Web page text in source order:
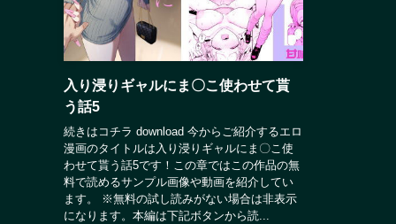
入り浸りギャルにま〇こ使わせて貰
う話5
続きはコチラ download 今からご紹介するエロ
漫画のタイトルは入り浸りギャルにま〇こ使
わせて貰う話5です！この章ではこの作品の無
料で読めるサンプル画像や動画を紹介してい
ます。 ※無料の試し読みがない場合は非表示
になります。本編は下記ボタンから読...